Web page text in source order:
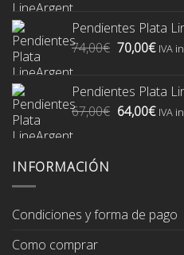
era:
74,00€.
es:
Pendientes Plata
74,00€ El
era:
74,00€.
70,00€El
es:
IVA
Pendientes Plata
67,00€ El
64,00€ElIVA
INFORMACIÓN
Condiciones y forma de pago
Como comprar